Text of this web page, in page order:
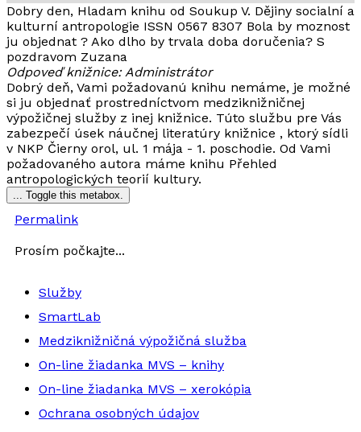
Dobry den, Hladam knihu od Soukup V. Dějiny socialní a
kulturní antropologie ISSN 0567 8307 Bola by moznost
ju objednat ? Ako dlho by trvala doba doručenia? S
pozdravom Zuzana
Odpoveď knižnice: Administrátor
Dobrý deň, Vami požadovanú knihu nemáme, je možné
si ju objednať prostredníctvom medziknižničnej
výpožičnej služby z inej knižnice. Túto službu pre Vás
zabezpečí úsek náučnej literatúry knižnice , ktorý sídli
v NKP Čierny orol, ul. 1 mája - 1. poschodie. Od Vami
požadovaného autora máme knihu Přehled
antropologických teorií kultury.
Toggle this metabox.
Permalink
Prosím počkajte...
Služby
SmartLab
Medziknižničná výpožičná služba
On-line žiadanka MVS – knihy
On-line žiadanka MVS – xerokópia
Ochrana osobných údajov